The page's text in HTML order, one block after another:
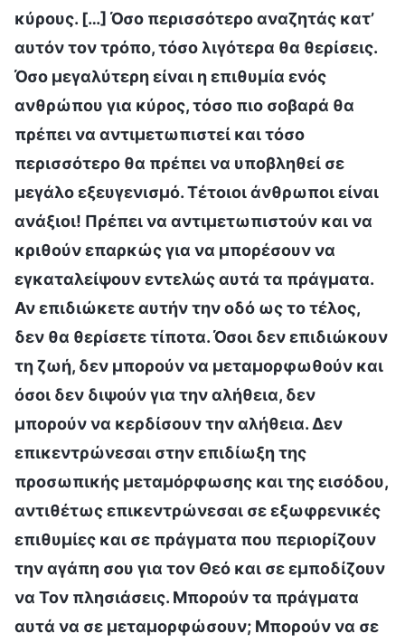
κύρους. […] Όσο περισσότερο αναζητάς κατ’
αυτόν τον τρόπο, τόσο λιγότερα θα θερίσεις.
Όσο μεγαλύτερη είναι η επιθυμία ενός
ανθρώπου για κύρος, τόσο πιο σοβαρά θα
πρέπει να αντιμετωπιστεί και τόσο
περισσότερο θα πρέπει να υποβληθεί σε
μεγάλο εξευγενισμό. Τέτοιοι άνθρωποι είναι
ανάξιοι! Πρέπει να αντιμετωπιστούν και να
κριθούν επαρκώς για να μπορέσουν να
εγκαταλείψουν εντελώς αυτά τα πράγματα.
Αν επιδιώκετε αυτήν την οδό ως το τέλος,
δεν θα θερίσετε τίποτα. Όσοι δεν επιδιώκουν
τη ζωή, δεν μπορούν να μεταμορφωθούν και
όσοι δεν διψούν για την αλήθεια, δεν
μπορούν να κερδίσουν την αλήθεια. Δεν
επικεντρώνεσαι στην επιδίωξη της
προσωπικής μεταμόρφωσης και της εισόδου,
αντιθέτως επικεντρώνεσαι σε εξωφρενικές
επιθυμίες και σε πράγματα που περιορίζουν
την αγάπη σου για τον Θεό και σε εμποδίζουν
να Τον πλησιάσεις. Μπορούν τα πράγματα
αυτά να σε μεταμορφώσουν; Μπορούν να σε